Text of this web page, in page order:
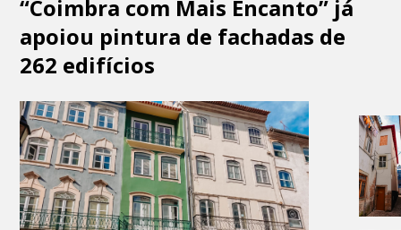
“Coimbra com Mais Encanto” já
apoiou pintura de fachadas de
262 edifícios